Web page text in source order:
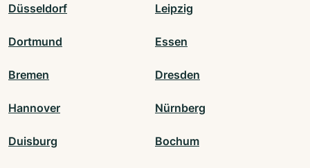
Düsseldorf Leipzig
Dortmund Essen
Bremen Dresden
Hannover Nürnberg
Duisburg Bochum